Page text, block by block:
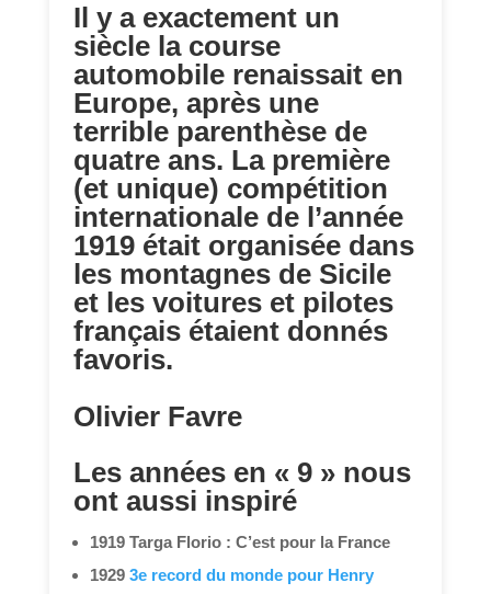
Il y a exactement un
siècle la course
automobile renaissait en
Europe, après une
terrible parenthèse de
quatre ans. La première
(et unique) compétition
internationale de l’année
1919 était organisée dans
les montagnes de Sicile
et les voitures et pilotes
français étaient donnés
favoris.
Olivier Favre
Les années en « 9 » nous
ont aussi inspiré
1919 Targa Florio : C’est pour la France
19293e record du monde pour Henry